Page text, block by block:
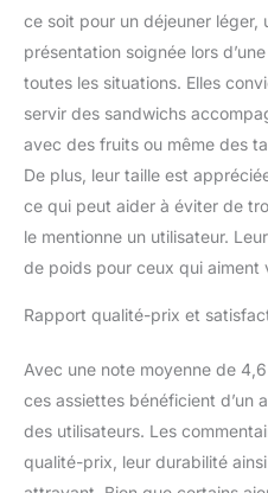
à
au
Le
ce soit pour un déjeuner léger,
présentation soignée lors
toutes les situations. Elles
servir des sandwichs
avec des fruits ou même des
De plus, leur taille est
ce qui peut aider à éviter de
le mentionne un utilisateur.
de poids pour ceux qui aiment
Rapport qualité-prix et
Avec une note moyenne de
ces assiettes bénéficient d’un
des utilisateurs. Les
qualité-prix, leur durabilité